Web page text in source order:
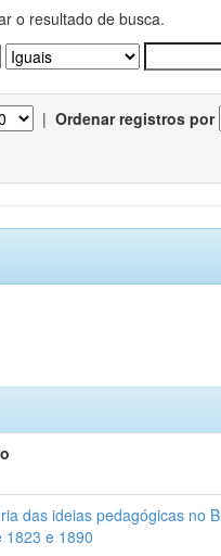
o resultado de busca.
| Ordenar registros por
das ideias pedagógicas no
1823 e 1890